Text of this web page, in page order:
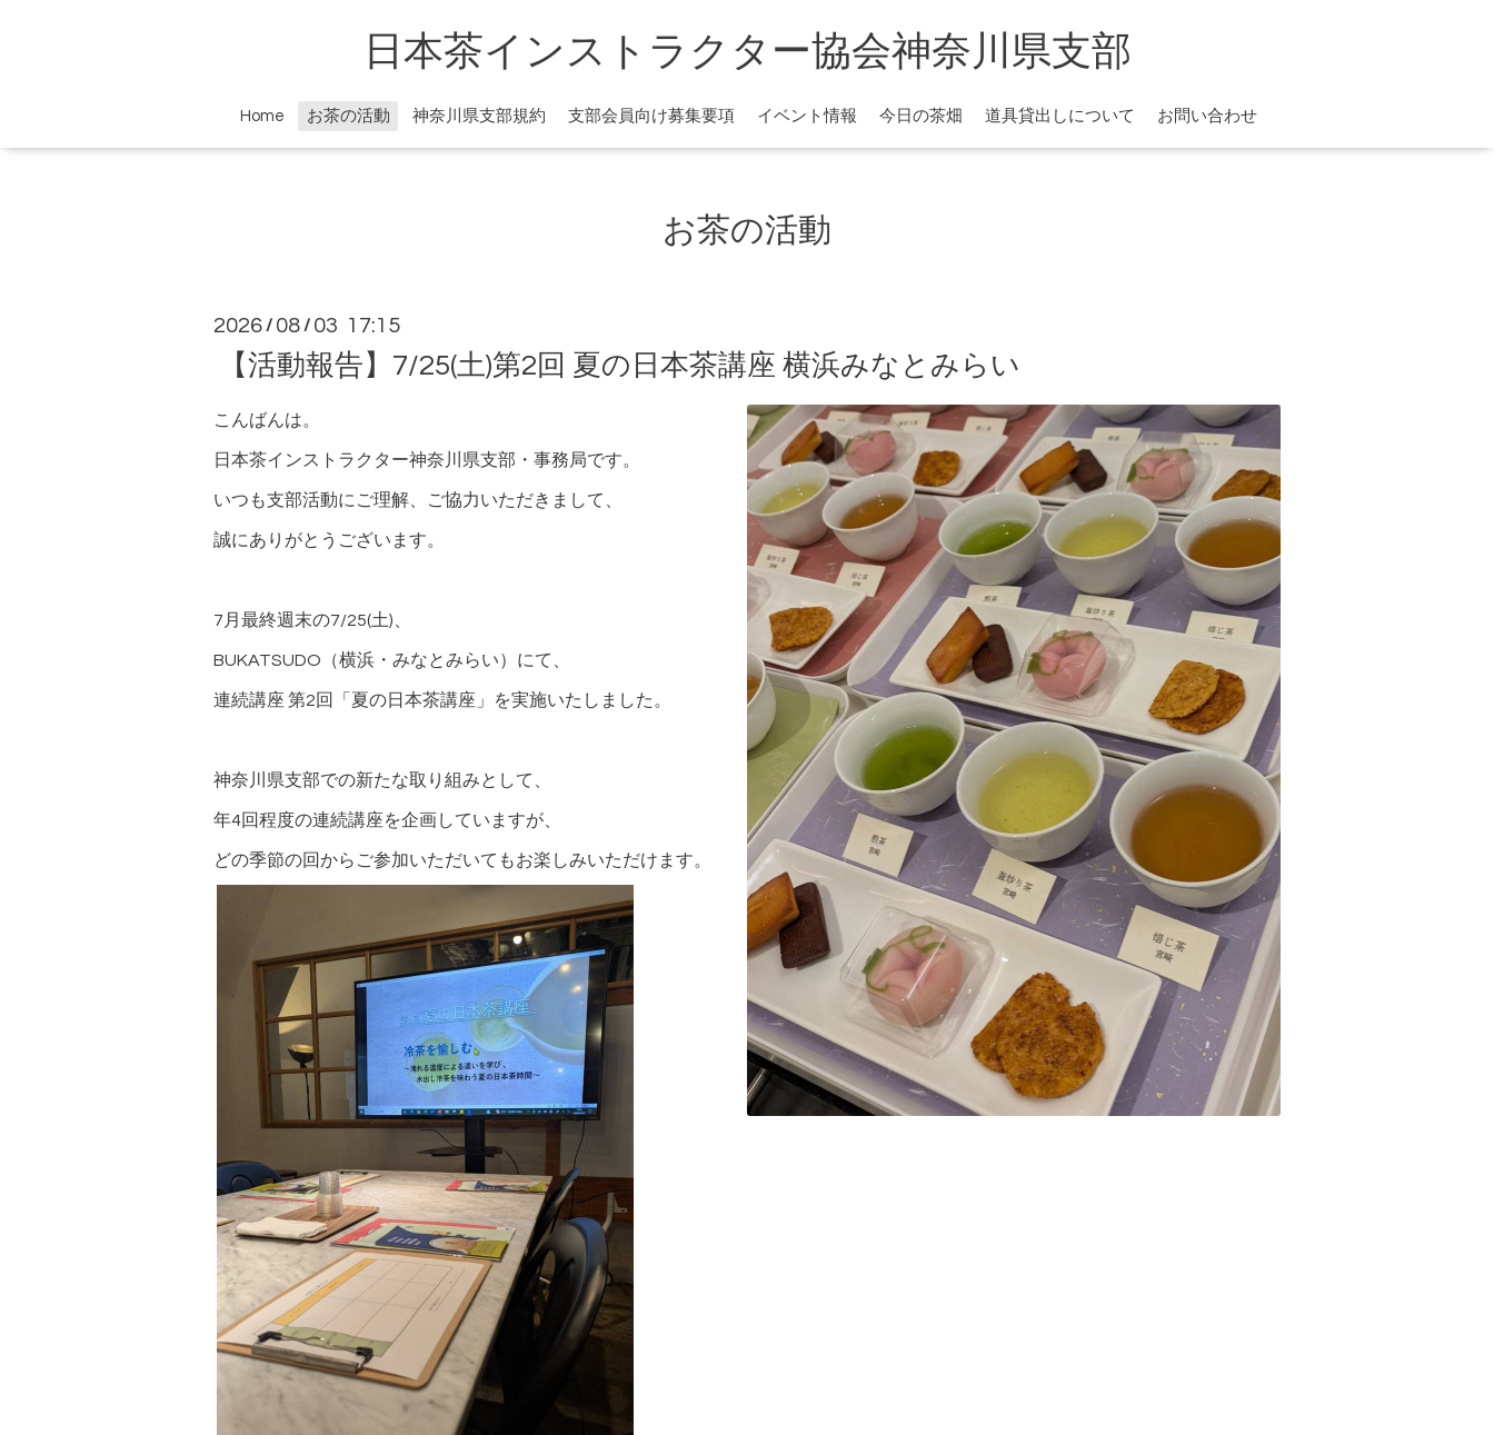
日本茶インストラクター協会神奈川県支部
Home お茶の活動 神奈川県支部規約 支部会員向け募集要項 イベント情報 今日の茶畑 道具貸出しについて お問い合わせ
お茶の活動
2026 / 08 / 03 17:15
【活動報告】7/25(土)第2回 夏の日本茶講座 横浜みなとみらい
こんばんは。
日本茶インストラクター神奈川県支部・事務局です。
いつも支部活動にご理解、ご協力いただきまして、
誠にありがとうございます。
7月最終週末の7/25(土)、
BUKATSUDO（横浜・みなとみらい）にて、
連続講座 第2回「夏の日本茶講座」を実施いたしました。
神奈川県支部での新たな取り組みとして、
年4回程度の連続講座を企画していますが、
どの季節の回からご参加いただいてもお楽しみいただけます。